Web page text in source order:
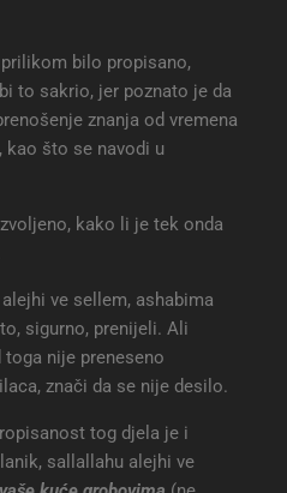
prilikom bilo propisano,
to sakrio, jer poznato je da
znanja od vremena
kao što se navodi u
kako li je tek onda
ve sellem, ashabima
sigurno, prenijeli. Ali
nije preneseno
znači da se nije desilo.
tog djela je i
sallallahu alejhi ve